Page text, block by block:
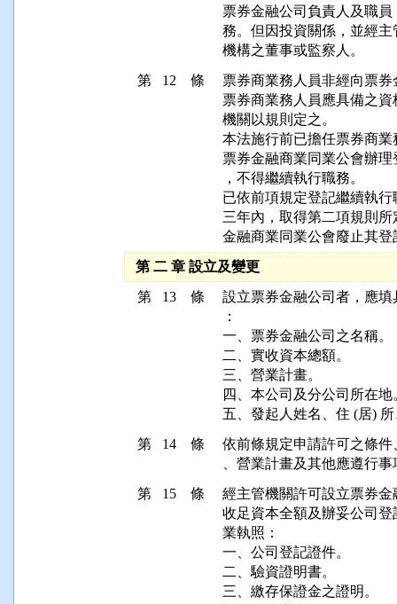
票券金融公司負責人及職
務。但因投資關係，並經
機構之董事或監察人。
第 12 條
票券商業務人員非經向票
票券商業務人員應具備之
機關以規則定之。
本法施行前已擔任票券商
票券金融商業同業公會辦
，不得繼續執行職務。
已依前項規定登記繼續執
三年內，取得第二項規則
金融商業同業公會廢止其登
第 二 章 設立及變更
第 13 條
設立票券金融公司者，應
：
一、票券金融公司之名稱。
二、實收資本總額。
三、營業計畫。
四、本公司及分公司所在地
五、發起人姓名、住 (居)
第 14 條
依前條規定申請許可之條
、營業計畫及其他應遵行
第 15 條
經主管機關許可設立票券
收足資本全額及辦妥公司
業執照：
一、公司登記證件。
二、驗資證明書。
三、繳存保證金之證明。